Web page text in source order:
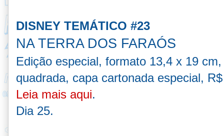
DISNEY TEMÁTICO #23
NA TERRA DOS FARAÓS
Edição especial, formato 13,4 x 19
quadrada, capa cartonada especial,
Leia mais aqui.
Dia 25.